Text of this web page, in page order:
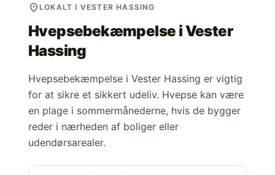
location_on LOKALT I VESTER HASSING
Hvepsebekæmpelse iVester
Hassing
Hvepsebekæmpelse i Vester Hassing er vigtig
for at sikre et sikkert udeliv. Hvepse kan være
en plage i sommermånederne, hvis de bygger
reder i nærheden af boliger eller
udendørsarealer.